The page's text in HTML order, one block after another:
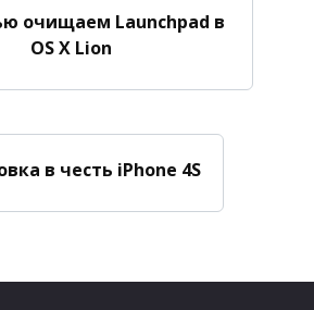
очищаем Launchpad в
OS X Lion
в честь iPhone 4S